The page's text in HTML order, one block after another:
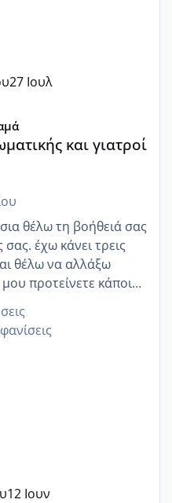
27 Ιουλ
εμπερίες
και γιατροί
θέλω τη βοήθειά σας
σας. έχω κάνει τρεις
θέλω να αλλάξω
προτείνετε κάποιον
και είχατε
στο υγεία με τον
το εψαξε καθόλου
12 Ιουν